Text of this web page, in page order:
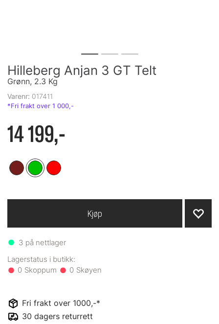
Hilleberg Anjan 3 GT Telt
Grønn, 2.3 Kg
Varenr: 017411
14 199,-
3 på nettlager
0 0
Kjøp
Fri frakt over 1000,-*
30 dagers returrett